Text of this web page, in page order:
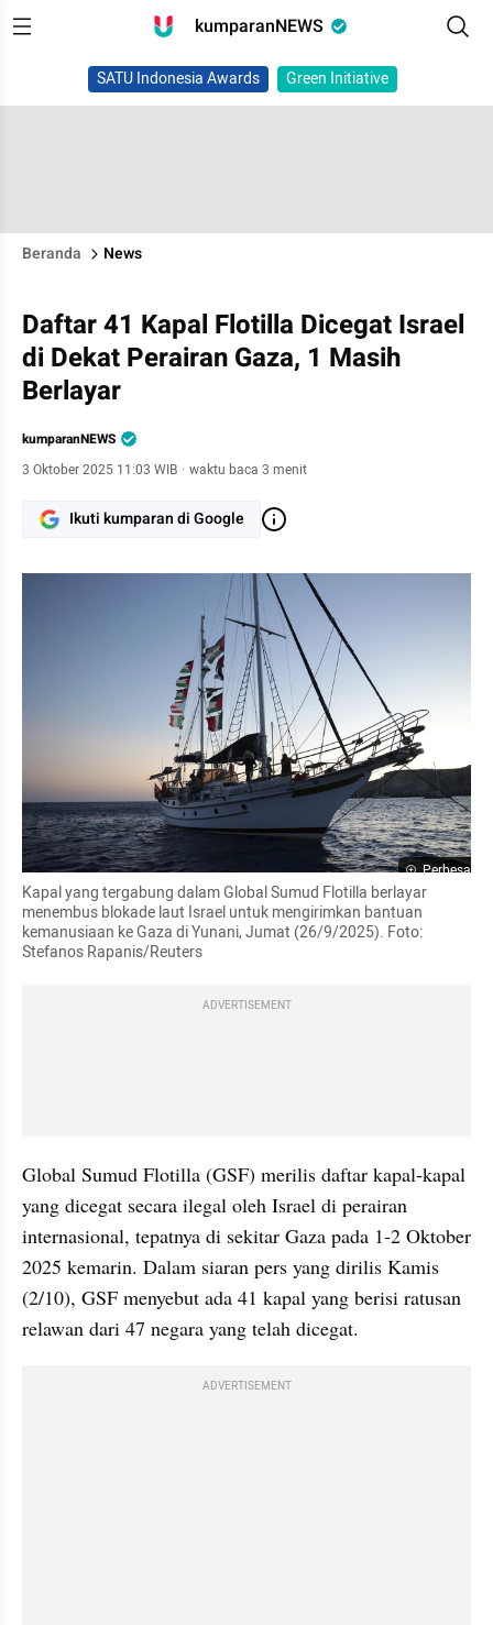
kumparanNEWS
SATU Indonesia Awards Green Initiative
Beranda News
Daftar 41 Kapal Flotilla Dicegat Israel
di Dekat Perairan Gaza, 1 Masih
Berlayar
kumparanNEWS
3 Oktober 2025 11:03 WIB · waktu baca 3 menit
Ikuti kumparan di Google
Perbesar
Kapal yang tergabung dalam Global Sumud Flotilla berlayar
menembus blokade laut Israel untuk mengirimkan bantuan
kemanusiaan ke Gaza di Yunani, Jumat (26/9/2025). Foto:
Stefanos Rapanis/Reuters
ADVERTISEMENT
Global Sumud Flotilla (GSF) merilis daftar kapal-kapal
yang dicegat secara ilegal oleh Israel di perairan
internasional, tepatnya di sekitar Gaza pada 1-2 Oktober
2025 kemarin. Dalam siaran pers yang dirilis Kamis
(2/10), GSF menyebut ada 41 kapal yang berisi ratusan
relawan dari 47 negara yang telah dicegat.
ADVERTISEMENT